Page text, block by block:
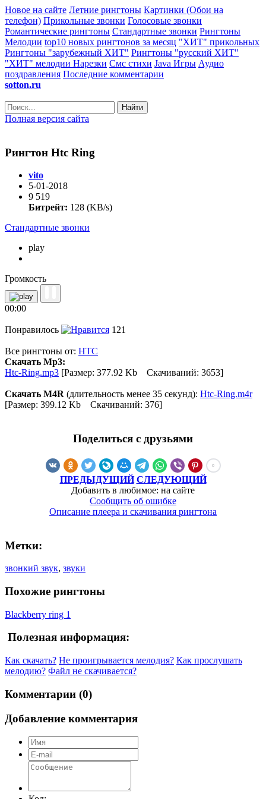
Новое на сайте Летние рингтоны Картинки (Обои на
телефон) Прикольные звонки Голосовые звонки
Романтические рингтоны Стандартные звонки Рингтоны
Мелодии top10 новых рингтонов за месяц "ХИТ" прикольных
Рингтоны "зарубежный ХИТ" Рингтоны "русский ХИТ"
"ХИТ" мелодии Нарезки Смс стихи Java Игры Аудио
поздравления Последние комментарии
sotton.ru
Найти
Полная версия сайта
Рингтон Htc Ring
vito
5-01-2018
9 519
Битрейт: 128 (KB/s)
Стандартные звонки
play
Громкость
00:00
Понравилось 121
Все рингтоны от: HTC
Скачать Mp3:
Htc-Ring.mp3 [Размер: 377.92 Kb Скачиваний: 3653]
Скачать M4R (длительность менее 35 секунд): Htc-Ring.m4r
[Размер: 399.12 Kb Скачиваний: 376]
Поделиться с друзьями
ПРЕДЫДУЩИЙ СЛЕДУЮЩИЙ
Добавить в любимое: на сайте
Сообщить об ошибке
Описание плеера и скачивания рингтона
Метки:
звонкий звук, звуки
Похожие рингтоны
Blackberry ring 1
Полезная информация:
Как скачать? Не проигрывается мелодия? Как прослушать
мелодию? Файл не скачивается?
Комментарии (0)
Добавление комментария